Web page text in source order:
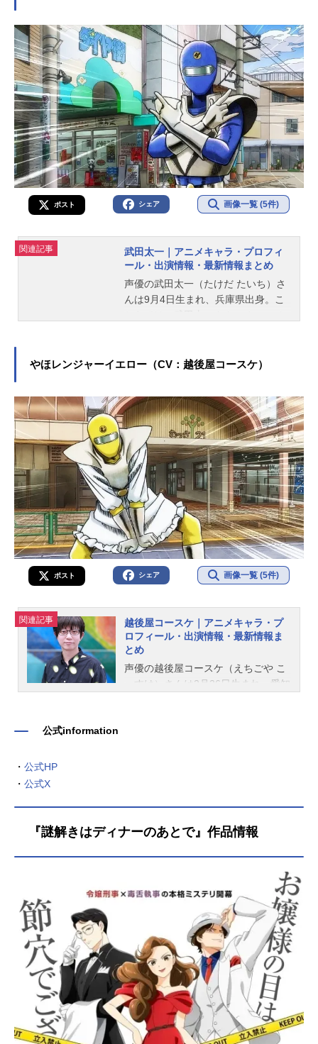
ポスト シェア 画像一覧 (5件)
関連記事
武田太一｜アニメキャラ・プロフィ
ール・出演情報・最新情報まとめ
声優の武田太一（たけだ たいち）さ
んは9月4日生まれ、兵庫県出身。こ
やほレンジャーイエロー（CV：越後屋コースケ）
ポスト シェア 画像一覧 (5件)
関連記事
越後屋コースケ｜アニメキャラ・プ
ロフィール・出演情報・最新情報ま
とめ
声優の越後屋コースケ（えちごや こ
ーすけ）さんは2月26日生まれ、愛知
公式information
・ 公式HP
・ 公式X
『謎解きはディナーのあとで』作品情報